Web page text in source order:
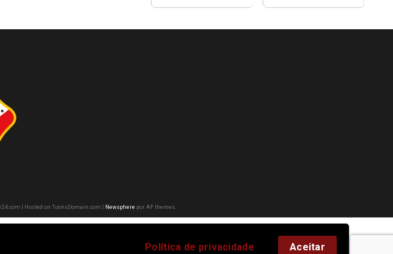
Política de privacidade Aceitar
| Hosted on ToonsDomain.com Newsphere por AF themes.